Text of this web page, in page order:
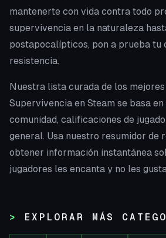
mantenerte con vida contra todo
supervivencia en la naturaleza
postapocalípticos, pon a prueba tu
resistencia.
Nuestra lista curada de los mejores
Supervivencia en Steam se basa
comunidad, calificaciones de
general. Usa nuestro resumidor de
obtener información instantánea
jugadores les encanta y no les
EXPLORAR MÁS